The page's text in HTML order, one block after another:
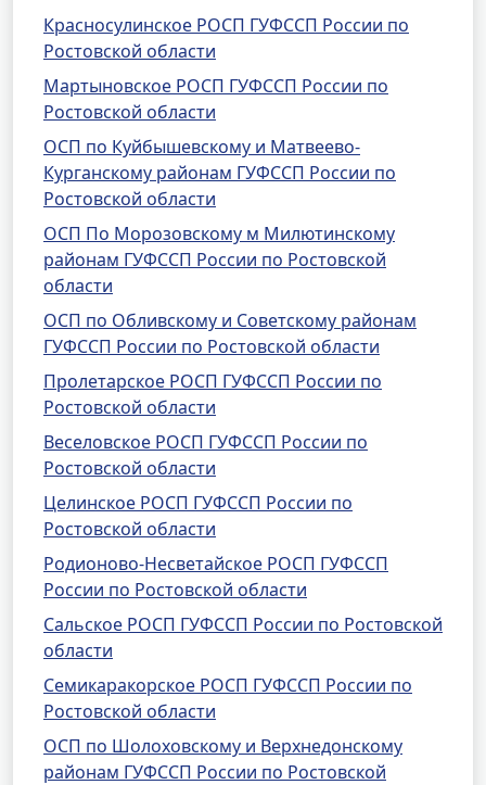
Красносулинское РОСП ГУФССП России по
Ростовской области
Мартыновское РОСП ГУФССП России по
Ростовской области
ОСП по Куйбышевскому и Матвеево-
Курганскому районам ГУФССП России по
Ростовской области
ОСП По Морозовскому м Милютинскому
районам ГУФССП России по Ростовской
области
ОСП по Обливскому и Советскому районам
ГУФССП России по Ростовской области
Пролетарское РОСП ГУФССП России по
Ростовской области
Веселовское РОСП ГУФССП России по
Ростовской области
Целинское РОСП ГУФССП России по
Ростовской области
Родионово-Несветайское РОСП ГУФССП
России по Ростовской области
Сальское РОСП ГУФССП России по Ростовской
области
Семикаракорское РОСП ГУФССП России по
Ростовской области
ОСП по Шолоховскому и Верхнедонскому
районам ГУФССП России по Ростовской